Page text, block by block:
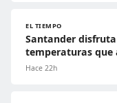
EL TIEMPO
Santander
temperaturas que
Hace 22h